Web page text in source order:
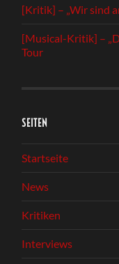
[Kritik] – „Wir sind
[Musical-Kritik] –
Tour
SEITEN
Startseite
News
Kritiken
Interviews